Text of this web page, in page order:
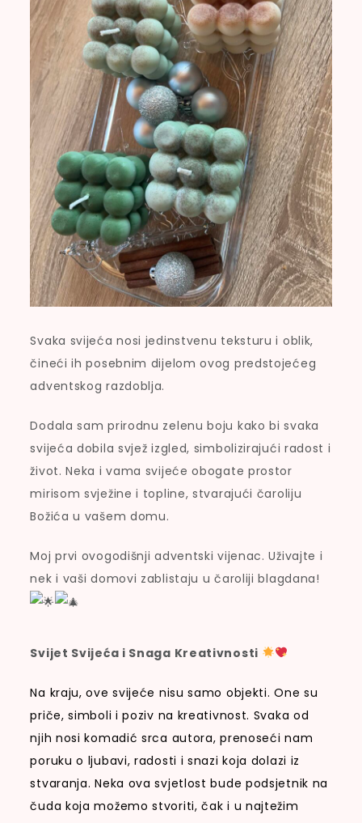
Svaka svijeća nosi jedinstvenu teksturu i oblik,
čineći ih posebnim dijelom ovog predstojećeg
adventskog razdoblja.
Dodala sam prirodnu zelenu boju kako bi svaka
svijeća dobila svjež izgled, simbolizirajući radost i
život. Neka i vama svijeće obogate prostor
mirisom svježine i topline, stvarajući čaroliju
Božića u vašem domu.
Moj prvi ovogodišnji adventski vijenac. Uživajte i
nek i vaši domovi zablistaju u čaroliji blagdana!
Svijet Svijeća i Snaga Kreativnosti
Na kraju, ove svijeće nisu samo objekti. One su
priče, simboli i poziv na kreativnost. Svaka od
njih nosi komadić srca autora, prenoseći nam
poruku o ljubavi, radosti i snazi ​​koja dolazi iz
stvaranja. Neka ova svjetlost bude podsjetnik na
čuda koja možemo stvoriti, čak i u najtežim